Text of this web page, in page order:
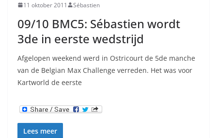
11 oktober 2011 Sébastien
09/10 BMC5: Sébastien wordt
3de in eerste wedstrijd
Afgelopen weekend werd in Ostricourt de 5de manche
van de Belgian Max Challenge verreden. Het was voor
Kartworld de eerste
Lees meer